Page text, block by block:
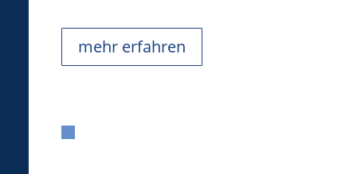
mehr erfahren